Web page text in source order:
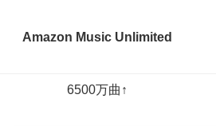
Amazon Music Unlimited
6500万曲↑ ​